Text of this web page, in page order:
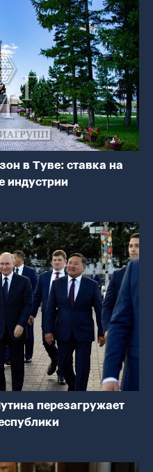
в Туве: ставка на
индустрии
перезагружает